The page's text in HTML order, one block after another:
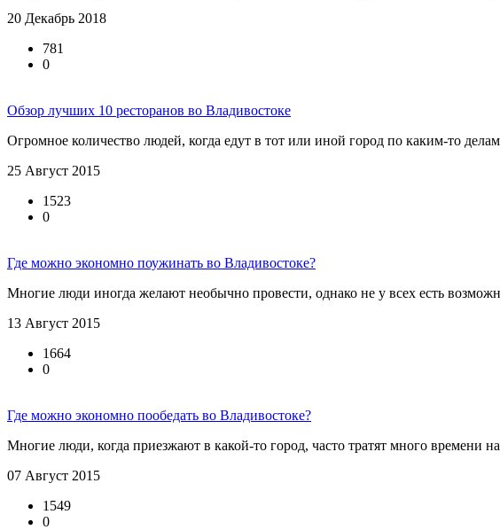
20 Декабрь 2018
781
0
Обзор лучших 10 ресторанов во Владивостоке
Огромное количество людей, когда едут в тот или иной город по каким-то
25 Август 2015
1523
0
Где можно экономно поужинать во Владивостоке?
Многие люди иногда желают необычно провести, однако не у всех есть
13 Август 2015
1664
0
Где можно экономно пообедать во Владивостоке?
Многие люди, когда приезжают в какой-то город, часто тратят много времени
07 Август 2015
1549
0